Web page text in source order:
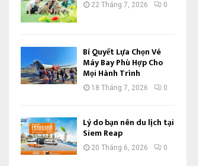
22 Tháng 7, 2026 0
Bí Quyết Lựa Chọn Vé
Máy Bay Phù Hợp Cho
Mọi Hành Trình
18 Tháng 7, 2026 0
Lý do bạn nên du lịch tại
Siem Reap
20 Tháng 6, 2026 0